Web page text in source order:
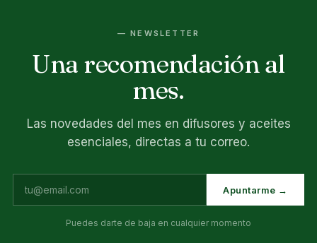
— NEWSLETTER
Una recomendación al
mes.
Las novedades del mes en difusores y aceites
esenciales, directas a tu correo.
Apuntarme →
Puedes darte de baja en cualquier momento